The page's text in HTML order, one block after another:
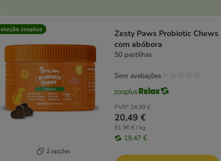
zooplus
2 opções
Zesty Paws Probiotic Chews
com abóbora
50 pastilhas
PVR* 24,99 €
20,49 €
81,96 € / kg
19,47 €
Sem avaliações